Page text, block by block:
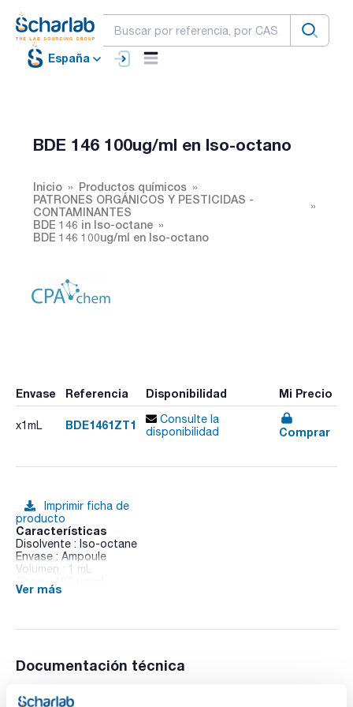
España
BDE 146 100ug/ml en Iso-octano
Inicio
Productos químicos
PATRONES ORGÁNICOS Y PESTICIDAS -
CONTAMINANTES
BDE 146 in Iso-octane
BDE 146 100ug/ml en Iso-octano
Envase Referencia Disponibilidad Mi Precio
x1mL BDE1461ZT1
Consulte la
disponibilidad
Comprar
Imprimir ficha de
producto
Características
Disolvente : Iso-octane
Envase : Ampoule
Volumen : 1 mL
Ver más
Documentación técnica
TDS / Ficha técnica